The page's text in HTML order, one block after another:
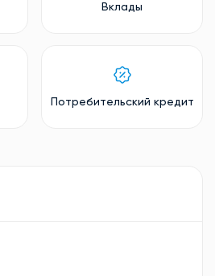
Вклады
Потребительский кредит